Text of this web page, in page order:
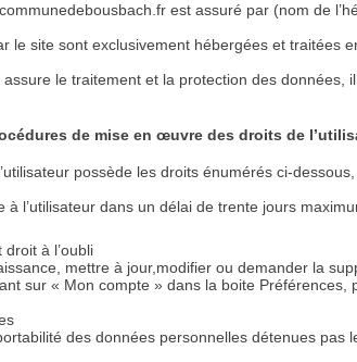
est assuré par (nom de
le site sont exclusivement hébergées et traitées
le traitement et la protection des données,
de mise en œuvre des droits de
possède les droits énumérés ci-
à l’utilisateur dans un délai de trente jours
droit à l’oubli
mettre à jour,modifier ou demander la
sur « Mon compte » dans la boite Préférences,
des données personnelles détenues